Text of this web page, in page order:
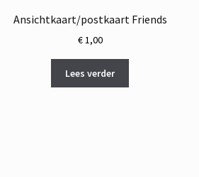
Ansichtkaart/postkaart Friends
€1,00
Lees verder